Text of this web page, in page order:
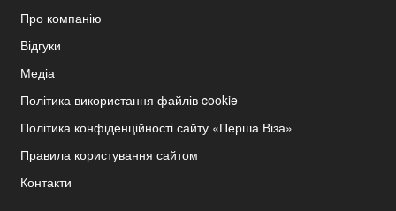
Про компанію
Відгуки
Медіа
Політика використання файлів cookie
Політика конфіденційності сайту «Перша Віза»
Правила користування сайтом
Контакти